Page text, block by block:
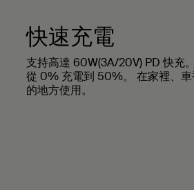
快速充電
支持高達 60W(3A/20V) PD 快充
從 0% 充電到 50%。 在家裡、
的地方使用。